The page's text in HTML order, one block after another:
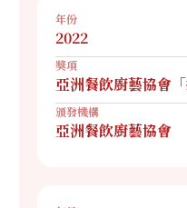
年份
2022
獎項
亞洲餐飲廚藝協會
頒發機構
亞洲餐飲廚藝協會